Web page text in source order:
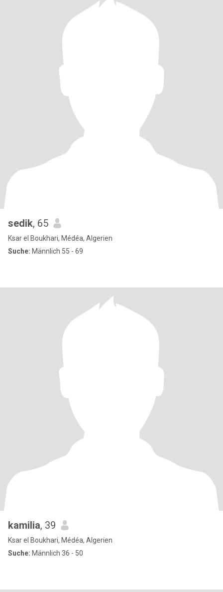
sedik, 65
Ksar el Boukhari, Médéa, Algerien
Suche: Männlich 55 - 69
kamilia, 39
Ksar el Boukhari, Médéa, Algerien
Suche: Männlich 36 - 50